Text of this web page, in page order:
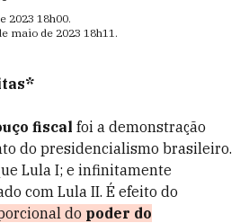
2023 18h00.
maio de 2023 18h11.
fiscal foi a demonstração
do presidencialismo brasileiro.
Lula I; e infinitamente
com Lula II. É efeito do
do poder do